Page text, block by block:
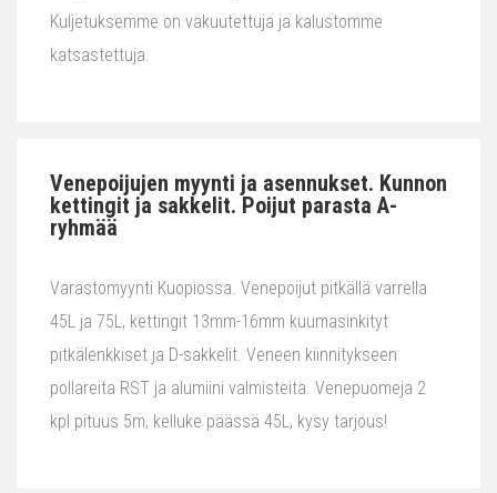
Kuljetuksemme on vakuutettuja ja kalustomme
katsastettuja.
Venepoijujen myynti ja asennukset. Kunnon
kettingit ja sakkelit. Poijut parasta A-
ryhmää
Varastomyynti Kuopiossa. Venepoijut pitkällä varrella
45L ja 75L, kettingit 13mm-16mm kuumasinkityt
pitkälenkkiset ja D-sakkelit. Veneen kiinnitykseen
pollareita RST ja alumiini valmisteita. Venepuomeja 2
kpl pituus 5m, kelluke päässä 45L, kysy tarjous!